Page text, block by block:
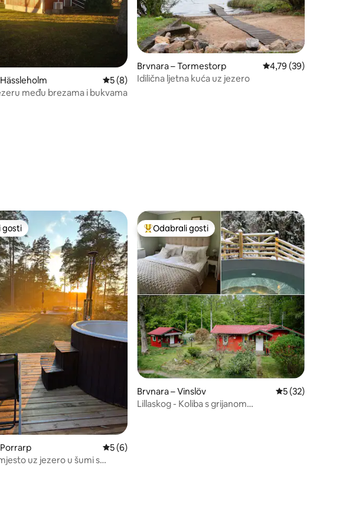
recenzija: 91
Prosječna ocjena: 5/5, recenzija: 8
5 (8)
među brezama i bukvama
Brvnara – Tormestorp Prosječna ocjena:
4,79 (39)
Idilična ljetna kuća uz jezero
recenzija: 44
gosti
gosti
Prosječna ocjena: 5/5, recenzija: 6
5 (6)
uz jezero u šumi s
Među najviše rangiranima s oznakom „Odabrali gosti”
Odabrali gosti
Brvnara – Vinslöv Prosječna ocjena:
5 (32)
Lillaskog - Koliba s grijanom